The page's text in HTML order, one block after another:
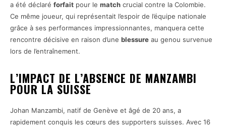
a été déclaré forfait pour le match crucial contre la Colombie.
Ce même joueur, qui représentait l’espoir de l’équipe nationale
grâce à ses performances impressionnantes, manquera cette
rencontre décisive en raison d’une blessure au genou survenue
lors de l’entraînement.
L’IMPACT DE L’ABSENCE DE MANZAMBI
POUR LA SUISSE
Johan Manzambi, natif de Genève et âgé de 20 ans, a
rapidement conquis les cœurs des supporters suisses. Avec 16